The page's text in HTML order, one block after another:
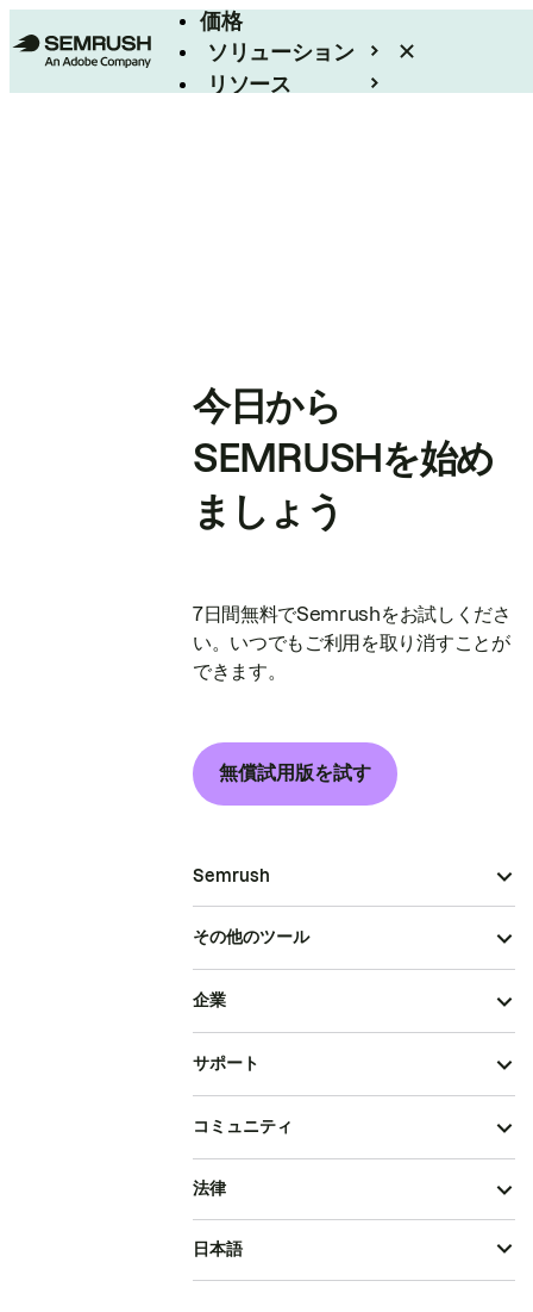
価格
ソリューション
リソース
今日から
SEMRUSHを始め
ましょう
7日間無料でSemrushをお試しくださ
い。いつでもご利用を取り消すことが
できます。
無償試用版を試す
Semrush
その他のツール
企業
サポート
コミュニティ
法律
日本語